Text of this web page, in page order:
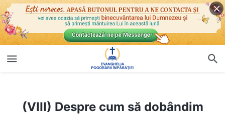
(VIII) Despre cum să dobândim